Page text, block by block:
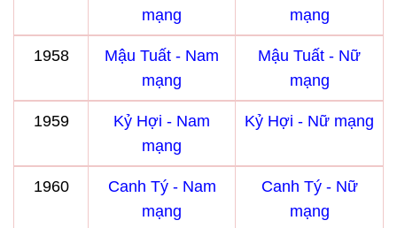
mạng
mạng
1958
Mậu Tuất - Nam
mạng
Mậu Tuất - Nữ
mạng
1959
Kỷ Hợi - Nam
mạng
Kỷ Hợi - Nữ mạng
1960
Canh Tý - Nam
mạng
Canh Tý - Nữ
mạng